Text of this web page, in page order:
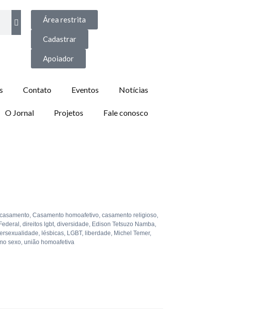
Área restrita
Cadastrar
Apoiador
Contato Eventos Notícias
O Jornal Projetos Fale conosco
casamento, Casamento homoafetivo, casamento religioso,
, direitos lgbt, diversidade, Edison Tetsuzo Namba,
, lésbicas, LGBT, liberdade, Michel Temer,
sexo, união homoafetiva